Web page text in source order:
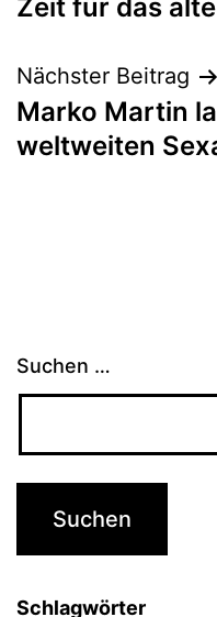
Zeit für das
Nächster Beitrag
Marko Martin
weltweiten
Suchen …
Schlagwörter